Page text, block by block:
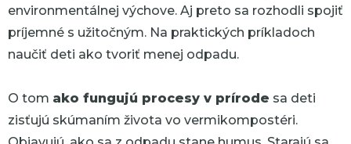
environmentálnej výchove. Aj preto sa rozhodli spojiť
príjemné s užitočným. Na praktických príkladoch
naučiť deti ako tvoriť menej odpadu.
O tom ako fungujú procesy v prírode sa deti
zisťujú skúmaním života vo vermikompostéri.